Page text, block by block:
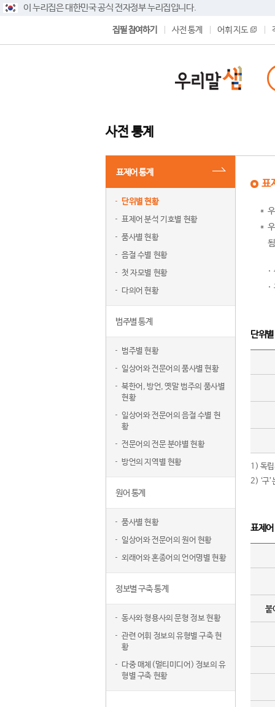
이 누리집은 대한민국 공식 전자정부 누리집입니다.
집필 참여하기 사전 통계 어휘 지도
사전 통계
표제어 통계
단위별 현황
표제어 분석 기호별 현황
품사별 현황
음절 수별 현황
첫 자모별 현황
다의어 현황
범주별 통계
범주별 현황
일상어와 전문어의 품사별 현황
북한어, 방언, 옛말 범주의 품사별
현황
일상어와 전문어의 음절 수별 현
황
전문어의 전문 분야별 현황
방언의 지역별 현황
원어 통계
품사별 현황
일상어와 전문어의 원어 현황
외래어와 혼종어의 언어명별 현황
정보별 구축 통계
동사와 형용사의 문형 정보 현황
관련 어휘 정보의 유형별 구축 현
황
다중 매체(멀티미디어) 정보의 유
형별 구축 현황
표
단위
1) 독립
2) ‘구
표제
붙